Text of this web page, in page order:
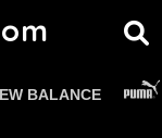
BALANCE